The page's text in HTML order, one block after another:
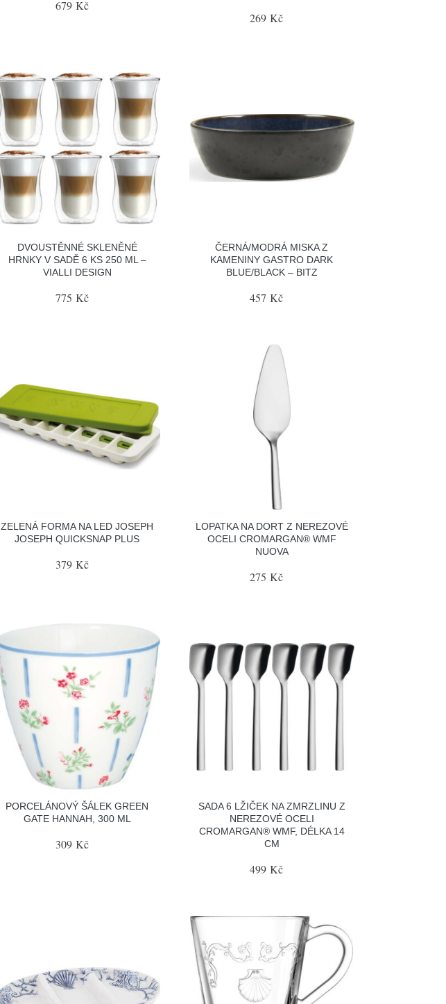
679 Kč
269 Kč
DVOUSTĚNNÉ SKLENĚNÉ
HRNKY V SADĚ 6 KS 250 ML –
VIALLI DESIGN
775 Kč
ČERNÁ/MODRÁ MISKA Z
KAMENINY GASTRO DARK
BLUE/BLACK – BITZ
457 Kč
ZELENÁ FORMA NA LED JOSEPH
JOSEPH QUICKSNAP PLUS
379 Kč
LOPATKA NA DORT Z NEREZOVÉ
OCELI CROMARGAN® WMF
NUOVA
275 Kč
PORCELÁNOVÝ ŠÁLEK GREEN
GATE HANNAH, 300 ML
309 Kč
SADA 6 LŽIČEK NA ZMRZLINU Z
NEREZOVÉ OCELI
CROMARGAN® WMF, DÉLKA 14
CM
499 Kč